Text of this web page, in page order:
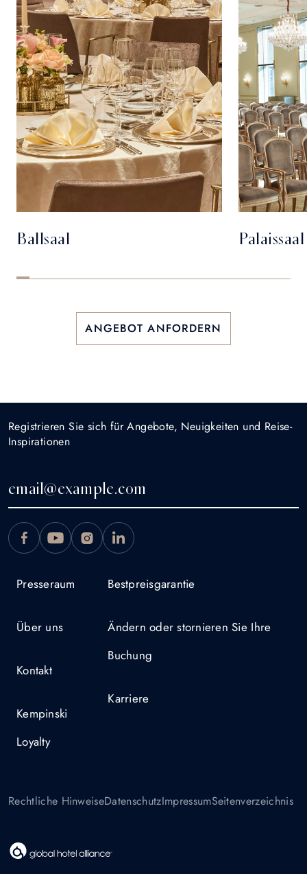
Ballsaal Palaissaal
ANGEBOT ANFORDERN
Presseraum
Über uns
Kontakt
Kempinski
Loyalty
Bestpreisgarantie
Ändern oder stornieren Sie Ihre
Buchung
Karriere
Registrieren Sie sich für Angebote, Neuigkeiten und Reise-
Inspirationen
Rechtliche HinweiseDatenschutzImpressumSeitenverzeichnis